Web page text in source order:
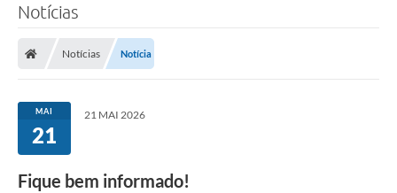
Notícias
Notícias Notícia
MAI
21
21 MAI 2026
Fique bem informado!